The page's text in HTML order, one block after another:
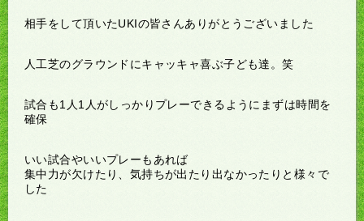
相手をして頂いたUKIの皆さんありがとうございました
人工芝のグラウンドにキャッキャ喜ぶ子ども達。笑
試合も1人1人がしっかりプレーできるようにまずは時間を
確保
いい試合やいいプレーもあれば
集中力が欠けたり、気持ちが出たり出なかったりと様々で
した